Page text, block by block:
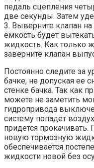
педаль сцепления
две секунды. Затем
3. Выверните клапан
емкость будет
жидкость. Как только
заверните клапан
Постоянно следите за
бачке, не допуская ее
стенке бачка. Так как
можете не заметить
гидропривода
систему попадет
придется
новую тормозную
обеспечивается
жидкости новой без